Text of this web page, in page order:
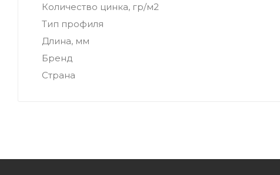
Количество цинка, гр/м2
Тип профиля
Длина, мм
Бренд
Страна